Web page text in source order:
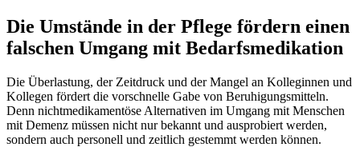
Die Umstände in der Pflege fördern einen
falschen Umgang mit Bedarfsmedikation
Die Überlastung, der Zeitdruck und der Mangel an Kolleginnen und
Kollegen fördert die vorschnelle Gabe von Beruhigungsmitteln.
Denn nichtmedikamentöse Alternativen im Umgang mit Menschen
mit Demenz müssen nicht nur bekannt und ausprobiert werden,
sondern auch personell und zeitlich gestemmt werden können.